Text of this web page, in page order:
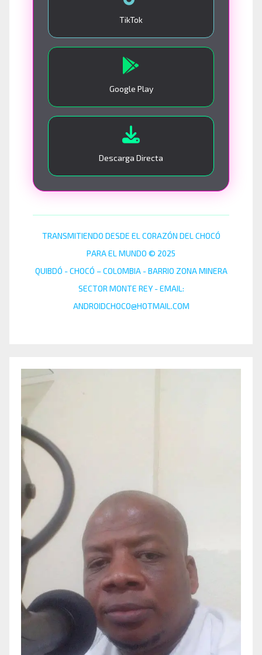
TikTok
Google Play
Descarga Directa
TRANSMITIENDO DESDE EL CORAZÓN DEL CHOCÓ
PARA EL MUNDO © 2025
QUIBDÓ - CHOCÓ – COLOMBIA - BARRIO ZONA MINERA
SECTOR MONTE REY - EMAIL:
ANDROIDCHOCO@HOTMAIL.COM